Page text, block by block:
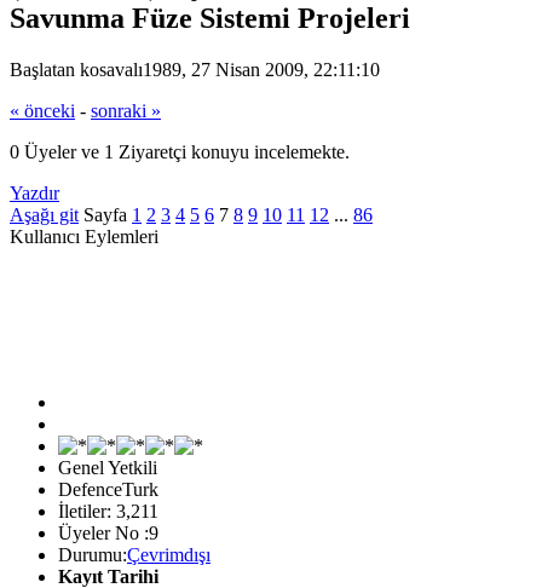
Savunma Füze Sistemi Projeleri
Başlatan kosavalı1989, 27 Nisan 2009, 22:11:10
« önceki - sonraki »
0 Üyeler ve 1 Ziyaretçi konuyu incelemekte.
Yazdır
Aşağı git Sayfa 1 2 3 4 5 6 7 8 9 10 11 12 ... 86
Kullanıcı Eylemleri
Genel Yetkili
DefenceTurk
İletiler: 3,211
Üyeler No :9
Durumu:Çevrimdışı
Kayıt Tarihi